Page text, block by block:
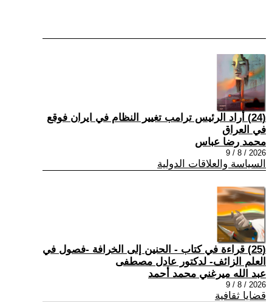
(24) أراد الرئيس ترامب تغيير النظام في ايران فوقع
في العراق
محمد رضا عباس
2026 / 8 / 9
السياسة والعلاقات الدولية
(25) قراءة في كتاب - الحنين إلى الخرافة -فصول في
العلم الزائف- لدكتور عادل مصطفى
عبد الله ميرغني محمد أحمد
2026 / 8 / 9
قضايا ثقافية